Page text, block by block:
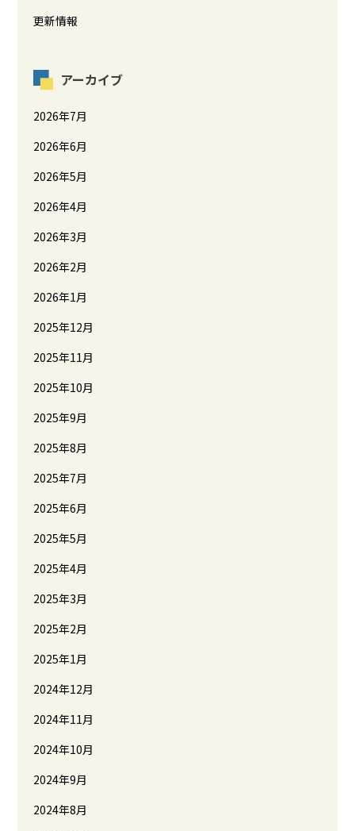
更新情報
アーカイブ
2026年7月
2026年6月
2026年5月
2026年4月
2026年3月
2026年2月
2026年1月
2025年12月
2025年11月
2025年10月
2025年9月
2025年8月
2025年7月
2025年6月
2025年5月
2025年4月
2025年3月
2025年2月
2025年1月
2024年12月
2024年11月
2024年10月
2024年9月
2024年8月